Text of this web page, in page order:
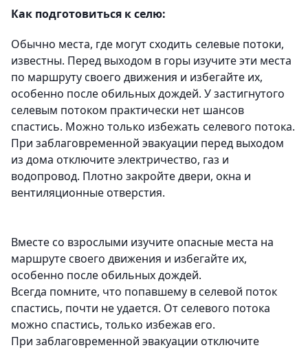
Как подготовиться к селю:
Обычно места, где могут сходить селевые потоки,
известны. Перед выходом в горы изучите эти места
по маршруту своего движения и избегайте их,
особенно после обильных дождей. У застигнутого
селевым потоком практически нет шансов
спастись. Можно только избежать селевого потока.
При заблаговременной эвакуации перед выходом
из дома отключите электричество, газ и
водопровод. Плотно закройте двери, окна и
вентиляционные отверстия.
Вместе со взрослыми изучите опасные места на
маршруте своего движения и избегайте их,
особенно после обильных дождей.
Всегда помните, что попавшему в селевой поток
спастись, почти не удается. От селевого потока
можно спастись, только избежав его.
При заблаговременной эвакуации отключите